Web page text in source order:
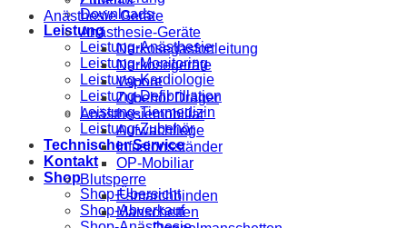
Downloads
Leistung
Leistung-Anästhesie
Leistung-Monitoring
Leistung-Kardiologie
Leistung-Defibrillation
Leistung-Tiermedizin
Leistung-Zubehör
Technischer Service
Kontakt
Shop
Shop-Übersicht
Shop-Abverkauf
Anästhesie Geräte
Anästhesie-Geräte
Narkosegasfortleitung
Narkosegeräte
Vapore
Zubehör Dräger
Anästhesiemobiliar
Aufwachliege
Infusionsständer
OP-Mobiliar
Blutsperre
Esmarchbinden
Manschetten